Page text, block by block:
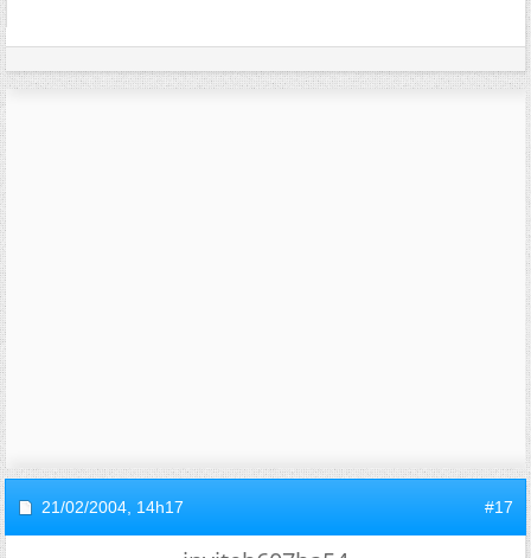
21/02/2004, 14h17 #17